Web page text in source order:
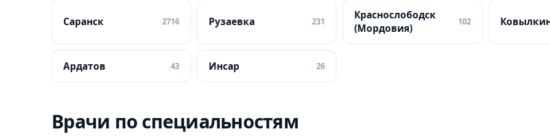
Саранск 2716 Рузаевка 231
Краснослободск
(Мордовия)
102
Ардатов 43 Инсар 26
Врачи по специальностям